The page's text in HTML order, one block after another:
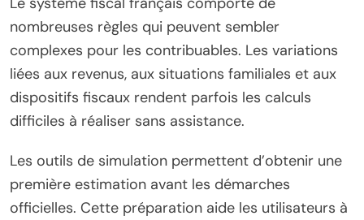
nombreuses règles qui peuvent sembler
complexes pour les contribuables. Les variations
liées aux revenus, aux situations familiales et aux
dispositifs fiscaux rendent parfois les calculs
difficiles à réaliser sans assistance.
Les outils de simulation permettent d’obtenir une
première estimation avant les démarches
officielles. Cette préparation aide les utilisateurs à